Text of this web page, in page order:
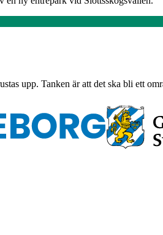
upp. Tanken är att det ska bli ett